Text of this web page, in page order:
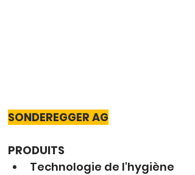
SONDEREGGER AG
PRODUITS
Technologie de l'hygiène